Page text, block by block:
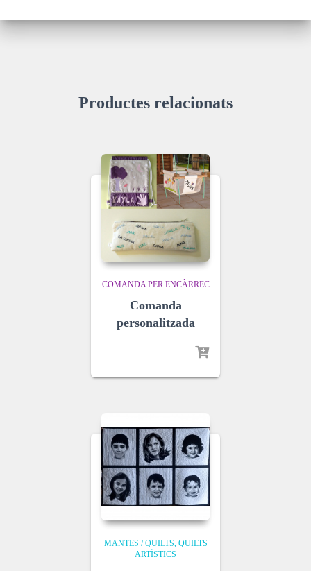
Productes relacionats
COMANDA PER ENCÀRREC
Comanda
personalitzada
MANTES / QUILTS QUILTS
ARTÍSTICS